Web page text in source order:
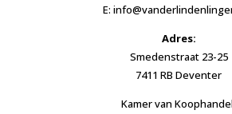
E:
Adres:
Smedenstraat 23-25
7411 RB Deventer
Kamer van